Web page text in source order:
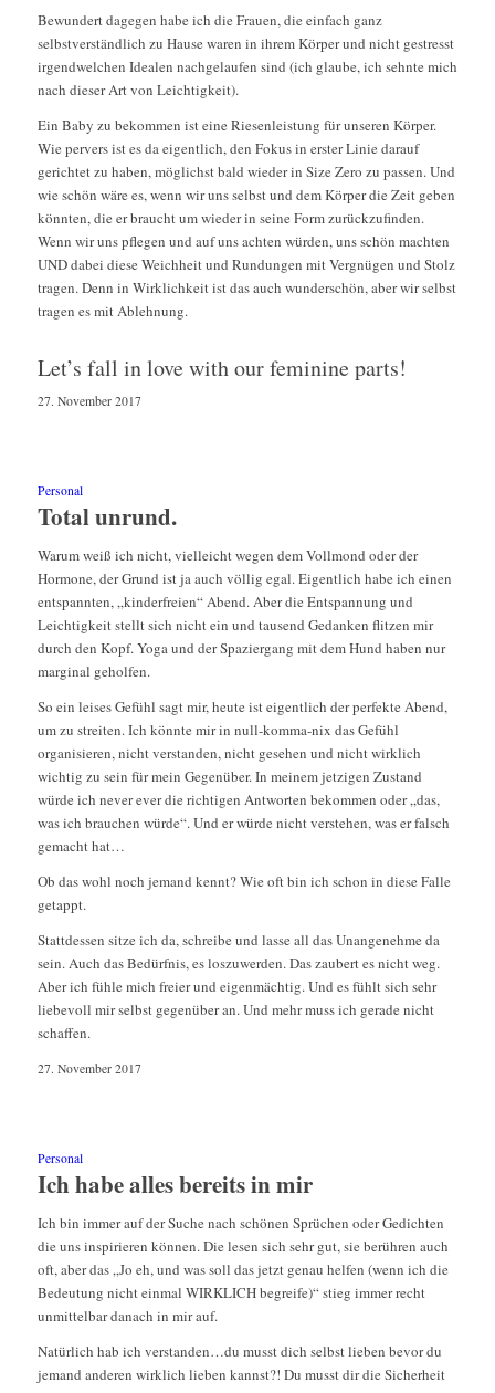
Bewundert dagegen habe ich die Frauen, die einfach ganz
selbstverständlich zu Hause waren in ihrem Körper und nicht gestresst
irgendwelchen Idealen nachgelaufen sind (ich glaube, ich sehnte mich
nach dieser Art von Leichtigkeit).
Ein Baby zu bekommen ist eine Riesenleistung für unseren Körper.
Wie pervers ist es da eigentlich, den Fokus in erster Linie darauf
gerichtet zu haben, möglichst bald wieder in Size Zero zu passen. Und
wie schön wäre es, wenn wir uns selbst und dem Körper die Zeit geben
könnten, die er braucht um wieder in seine Form zurückzufinden.
Wenn wir uns pflegen und auf uns achten würden, uns schön machten
UND dabei diese Weichheit und Rundungen mit Vergnügen und Stolz
tragen. Denn in Wirklichkeit ist das auch wunderschön, aber wir selbst
tragen es mit Ablehnung.
Let’s fall in love with our feminine parts!
27. November 2017
Personal
Total unrund.
Warum weiß ich nicht, vielleicht wegen dem Vollmond oder der
Hormone, der Grund ist ja auch völlig egal. Eigentlich habe ich einen
entspannten, „kinderfreien“ Abend. Aber die Entspannung und
Leichtigkeit stellt sich nicht ein und tausend Gedanken flitzen mir
durch den Kopf. Yoga und der Spaziergang mit dem Hund haben nur
marginal geholfen.
So ein leises Gefühl sagt mir, heute ist eigentlich der perfekte Abend,
um zu streiten. Ich könnte mir in null-komma-nix das Gefühl
organisieren, nicht verstanden, nicht gesehen und nicht wirklich
wichtig zu sein für mein Gegenüber. In meinem jetzigen Zustand
würde ich never ever die richtigen Antworten bekommen oder „das,
was ich brauchen würde“. Und er würde nicht verstehen, was er falsch
gemacht hat…
Ob das wohl noch jemand kennt? Wie oft bin ich schon in diese Falle
getappt.
Stattdessen sitze ich da, schreibe und lasse all das Unangenehme da
sein. Auch das Bedürfnis, es loszuwerden. Das zaubert es nicht weg.
Aber ich fühle mich freier und eigenmächtig. Und es fühlt sich sehr
liebevoll mir selbst gegenüber an. Und mehr muss ich gerade nicht
schaffen.
27. November 2017
Personal
Ich habe alles bereits in mir
Ich bin immer auf der Suche nach schönen Sprüchen oder Gedichten
die uns inspirieren können. Die lesen sich sehr gut, sie berühren auch
oft, aber das „Jo eh, und was soll das jetzt genau helfen (wenn ich die
Bedeutung nicht einmal WIRKLICH begreife)“ stieg immer recht
unmittelbar danach in mir auf.
Natürlich hab ich verstanden…du musst dich selbst lieben bevor du
jemand anderen wirklich lieben kannst?! Du musst dir die Sicherheit